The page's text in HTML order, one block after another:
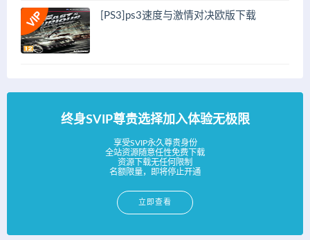
[PS3]ps3速度与激情对决欧版下载
终身SVIP尊贵选择加入体验无极限
享受SVIP永久尊贵身份
全站资源随意任性免费下载
资源下载无任何限制
名额限量，即将停止开通
立即查看